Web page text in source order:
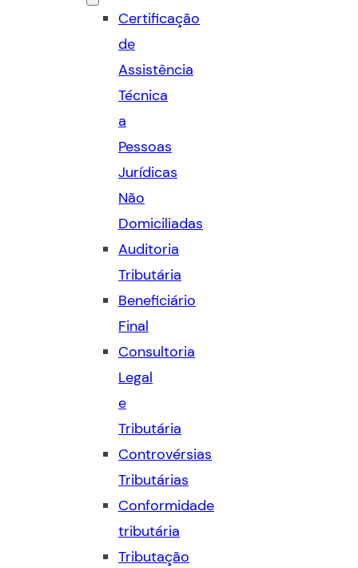
Certificação
de
Assistência
Técnica
a
Pessoas
Jurídicas
Não
Domiciliadas
Auditoria
Tributária
Beneficiário
Final
Consultoria
Legal
e
Tributária
Controvérsias
Tributárias
Conformidade
tributária
Tributação